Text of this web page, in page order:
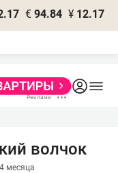
€ 94.84 ¥ 12.17
волчок
месяца